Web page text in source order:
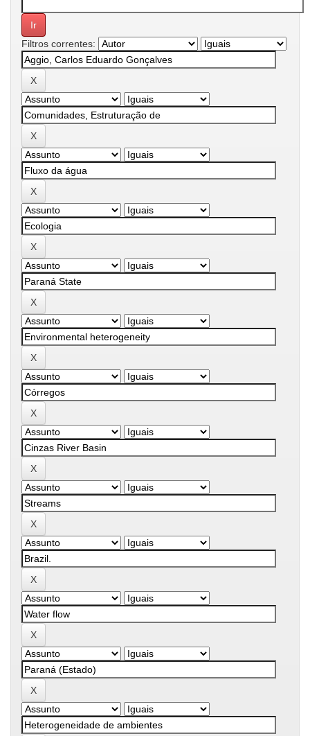
Filtros correntes: